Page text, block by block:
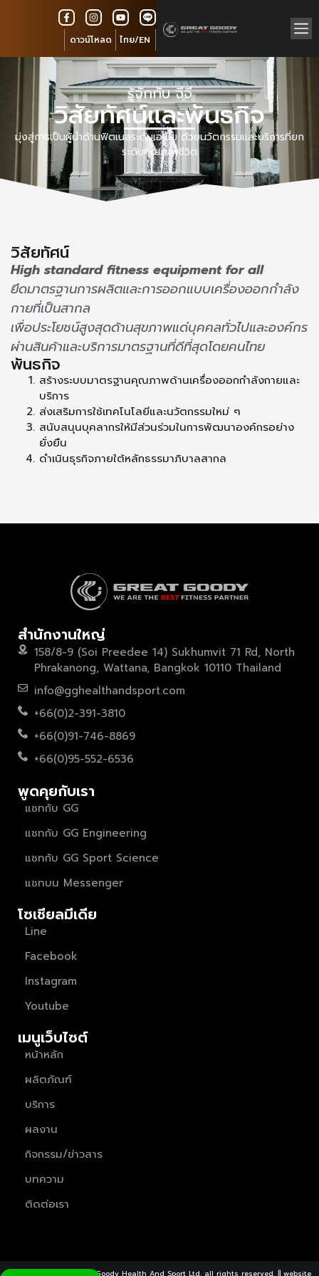
ดาวน์โหลด ไทย/EN
รู้จักกับ จีจี
วิสัยทัศน์และพันธกิจ
มุ่งสู่การเป็นผู้นำด้านฟิตเนสระดับเอเชีย ด้วยนวัตกรรมและบริการที่ยก
ระดับคุณภาพชีวิต
วิสัยทัศน์
High standard fitness equipment for all
ยึดมาตรฐานการผลิตและการออกแบบเครื่องออกกำลัง
กายที่เป็นสากล
เพื่อประโยชน์สูงสุดด้านสุขภาพแด่บุคคลทั่วไปและองค์กร
ผ่านสินค้าและบริการมาตรฐานที่ดีที่สุดโดยคนไทย
พันธกิจ
สร้างระบบมาตรฐานคุณภาพด้านเครื่องออกกำลังกายและ
บริการ
ส่งเสริมการใช้เทคโนโลยีและนวัตกรรมใหม่ ๆ
สนับสนุนบุคลากรให้มีส่วนร่วมในการพัฒนาองค์กรอย่าง
ยั่งยืน
ดำเนินธุรกิจภายใต้หลักธรรมาภิบาลสากล
สำนักงานใหญ่
158/8-9 (Soi Preedee 14) Sukhumvit 71 Rd, North
Phrakanong, Wattana, Bangkok 10110 Thailand
info@gghealthandsport.com
+66(0)2-391-3810
+66(0)91-746-8869
+66(0)95-552-6536
พูดคุยกับเรา
แชทกับ GG
แชทกับ GG Engineering
แชทกับ GG Sport Science
แชทบน Messenger
โซเชียลมีเดีย
Line
Facebook
Instagram
Youtube
เมนูเว็บไซต์
หน้าหลัก
ผลิตภัณฑ์
บริการ
ผลงาน
กิจกรรม/ข่าวสาร
บทความ
ติดต่อเรา
Copyright ©2026 Great Goody Health And Sport Ltd. all rights reserved. || website